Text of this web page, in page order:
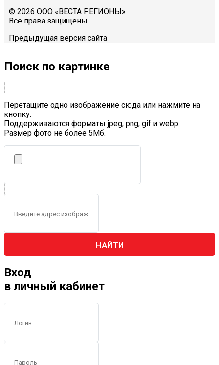
© 2026 ООО «ВЕСТА РЕГИОНЫ»
Все права защищены.
Предыдущая версия сайта
Поиск по картинке
Перетащите одно изображение сюда или нажмите на
кнопку.
Поддерживаются форматы jpeg, png, gif и webp.
Размер фото не более 5Mб.
НАЙТИ
Вход
в личный кабинет